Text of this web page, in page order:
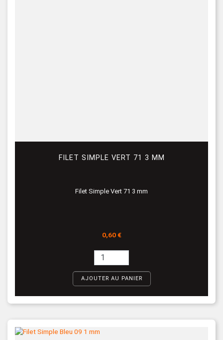
FILET SIMPLE VERT 71 3 MM
Filet Simple Vert 71 3 mm
Prix
0,60 €
AJOUTER AU PANIER